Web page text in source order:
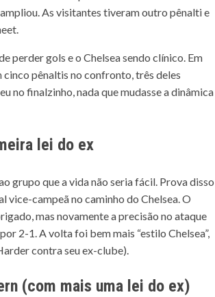
As visitantes tiveram outro pênalti e
perder gols e o Chelsea sendo clínico. Em
pênaltis no confronto, três deles
no finalzinho, nada que mudasse a dinâmica
lei do ex
grupo que a vida não seria fácil. Prova disso
vice-campeã no caminho do Chelsea. O
mas novamente a precisão no ataque
2-1. A volta foi bem mais “estilo Chelsea”,
contra seu ex-clube).
(com mais uma lei do ex)